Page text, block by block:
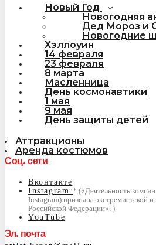
Новый Год
Новогодняя
Дед Мороз и
Новогодние
Хэллоуин
14 февраля
23 февраля
8 марта
Масленница
День космонавтики
1 мая
9 мая
День защиты детей
Аттракционы
Аренда костюмов
Соц. сети
Вконтакте
Instagram
YouTube
Эл. почта